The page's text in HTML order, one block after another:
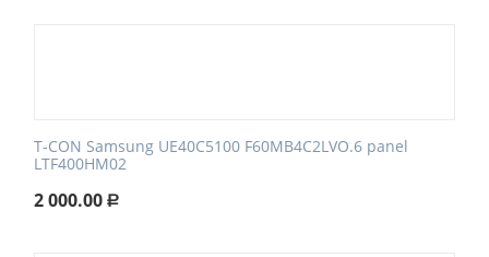
T-CON Samsung UE40C5100 F60MB4C2LVO.6 panel
LTF400HM02
2 000.00 Р